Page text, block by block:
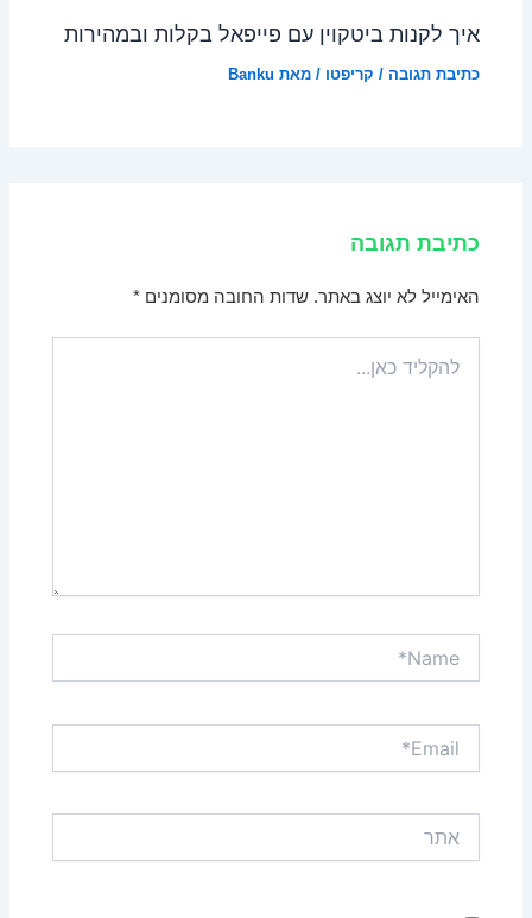
איך לקנות ביטקוין עם פייפאל בקלות ובמהירות
כתיבת תגובה / קריפטו / מאת Banku
כתיבת תגובה
האימייל לא יוצג באתר. שדות החובה מסומנים*
כאן...